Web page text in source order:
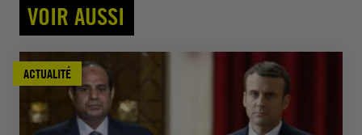
VOIR AUSSI
ACTUALITÉ